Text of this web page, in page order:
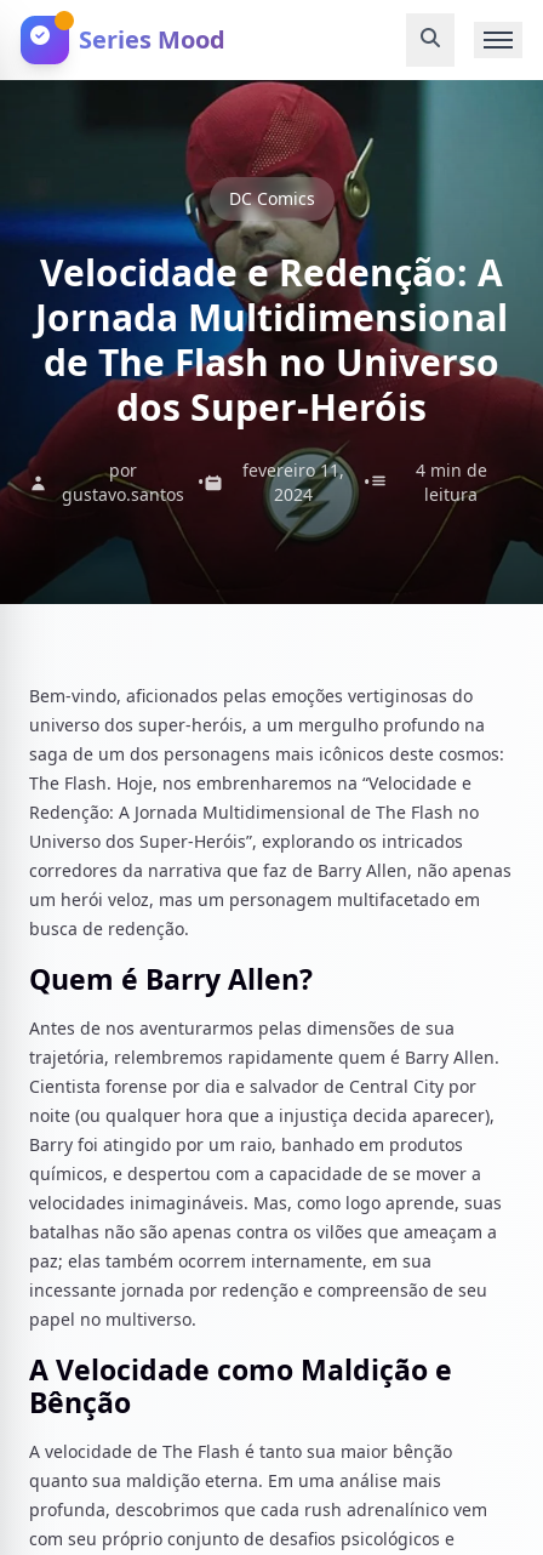
Series Mood
DC Comics
Velocidade e Redenção: A
Jornada Multidimensional
de The Flash no Universo
dos Super-Heróis
por
gustavo.santos
•
fevereiro 11,
2024
•
4 min de
leitura
Bem-vindo, aficionados pelas emoções vertiginosas do
universo dos super-heróis, a um mergulho profundo na
saga de um dos personagens mais icônicos deste cosmos:
The Flash. Hoje, nos embrenharemos na “Velocidade e
Redenção: A Jornada Multidimensional de The Flash no
Universo dos Super-Heróis”, explorando os intricados
corredores da narrativa que faz de Barry Allen, não apenas
um herói veloz, mas um personagem multifacetado em
busca de redenção.
Quem é Barry Allen?
Antes de nos aventurarmos pelas dimensões de sua
trajetória, relembremos rapidamente quem é Barry Allen.
Cientista forense por dia e salvador de Central City por
noite (ou qualquer hora que a injustiça decida aparecer),
Barry foi atingido por um raio, banhado em produtos
químicos, e despertou com a capacidade de se mover a
velocidades inimagináveis. Mas, como logo aprende, suas
batalhas não são apenas contra os vilões que ameaçam a
paz; elas também ocorrem internamente, em sua
incessante jornada por redenção e compreensão de seu
papel no multiverso.
A Velocidade como Maldição e
Bênção
A velocidade de The Flash é tanto sua maior bênção
quanto sua maldição eterna. Em uma análise mais
profunda, descobrimos que cada rush adrenalínico vem
com seu próprio conjunto de desafios psicológicos e